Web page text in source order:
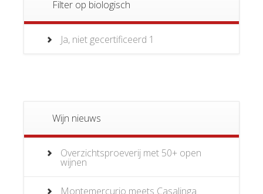
Filter op biologisch
Ja, niet gecertificeerd 1
Wijn nieuws
Overzichtsproeverij met 50+ open
wijnen
Montemercurio meets Casalinga